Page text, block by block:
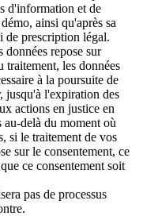
d'information et de
ainsi qu'après sa
de prescription légal.
données repose sur
traitement, les données
à la poursuite de
jusqu'à l'expiration des
actions en justice en
delà du moment où
si le traitement de vos
sur le consentement, ce
ce consentement soit
pas de processus